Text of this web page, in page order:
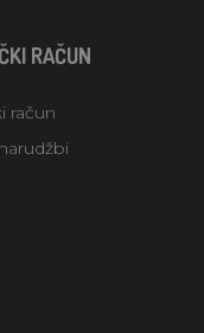
RAČUN
račun